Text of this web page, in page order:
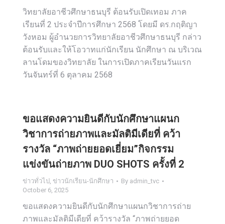
วิทยาลัยอาชีวศึกษาธนบุรี ต้อนรับเปิดเทอม ภาค
เรียนที่ 2 ประจำปีการศึกษา 2568 โดยมี ดร.กฤติญา
วังหอม ผู้อำนวยการวิทยาลัยอาชีวศึกษาธนบุรี กล่าว
ต้อนรับและให้โอวาทแก่นักเรียน นักศึกษา ณ บริเวณ
ลานโดมของวิทยาลัย ในการเปิดภาคเรียนวันแรก
วันจันทร์ที่ 6 ตุลาคม 2568
ขอแสดงความยินดีกับนักศึกษาแผนก
วิชาการถ่ายภาพและมัลติมีเดียที่ คว้า
รางวัล “ภาพถ่ายยอดเยี่ยม”กิจกรรม
แข่งขันถ่ายภาพ DUO SHOTS ครั้งที่ 2
ข่าวทั่วไป, ข่าวนักเรียน-นักศึกษา By admin_tvc
October 6, 2025
ขอแสดงความยินดีกับนักศึกษาแผนกวิชาการถ่าย
ภาพและมัลติมีเดียที่ คว้ารางวัล “ภาพถ่ายยอด